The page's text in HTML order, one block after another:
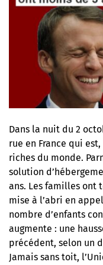
Dans la nuit du 2
rue en France qui
riches du monde.
solution
ans. Les familles ont
mise à l’abri en
nombre d’enfants
augmente : une
précédent, selon un
Jamais sans toit,